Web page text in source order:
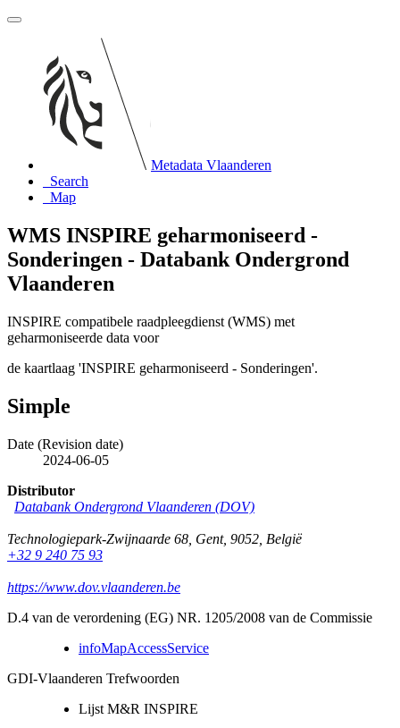
Metadata Vlaanderen
Search
Map
WMS INSPIRE geharmoniseerd -
Sonderingen - Databank Ondergrond
Vlaanderen
INSPIRE compatibele raadpleegdienst (WMS) met
geharmoniseerde data voor
de kaartlaag 'INSPIRE geharmoniseerd - Sonderingen'.
Simple
Date (Revision date)
2024-06-05
Distributor
Databank Ondergrond Vlaanderen (DOV)
Technologiepark-Zwijnaarde 68 Gent, 9052 België
+32 9 240 75 93
https://www.dov.vlaanderen.be
D.4 van de verordening (EG) NR. 1205/2008 van de Commissie
infoMapAccessService
GDI-Vlaanderen Trefwoorden
Lijst M&R INSPIRE